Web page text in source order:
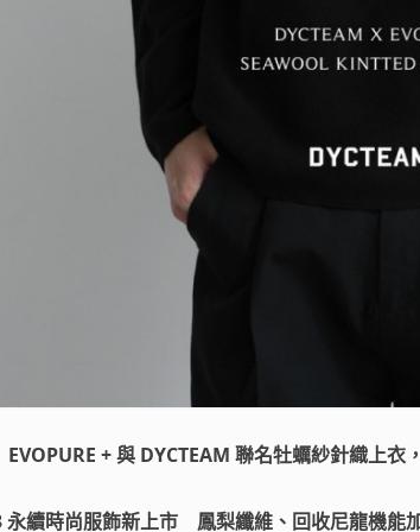
EVOPURE + 與 DYCTEAM 聯名牡蠣紗針織上衣
永續時尚服飾新上市 鳳梨纖維、回收尼龍機能